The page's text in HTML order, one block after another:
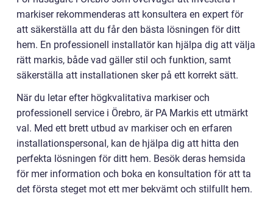
markiser rekommenderas att konsultera en expert för
att säkerställa att du får den bästa lösningen för ditt
hem. En professionell installatör kan hjälpa dig att välja
rätt markis, både vad gäller stil och funktion, samt
säkerställa att installationen sker på ett korrekt sätt.
När du letar efter högkvalitativa markiser och
professionell service i Örebro, är PA Markis ett utmärkt
val. Med ett brett utbud av markiser och en erfaren
installationspersonal, kan de hjälpa dig att hitta den
perfekta lösningen för ditt hem. Besök deras hemsida
för mer information och boka en konsultation för att ta
det första steget mot ett mer bekvämt och stilfullt hem.